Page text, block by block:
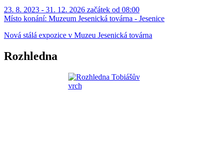
23. 8. 2023 - 31. 12. 2026 začátek od 08:00
Místo konání: Muzeum Jesenická továrna - Jesenice
Nová stálá expozice v Muzeu Jesenická továrna
Rozhledna